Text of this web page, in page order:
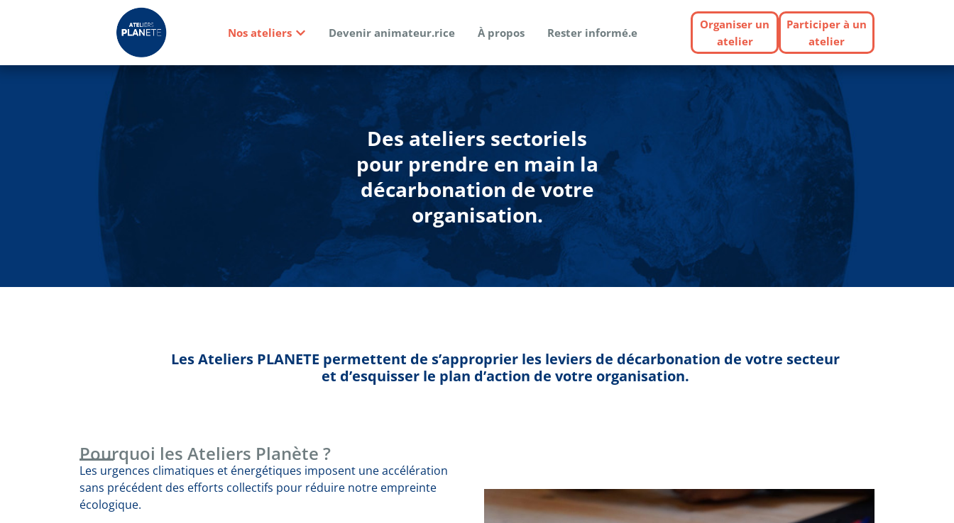
Nos ateliers Devenir animateur.rice À propos Rester informé.e
Organiser un
atelier
Participer à un
atelier
Des ateliers sectoriels
pour prendre en main la
décarbonation de votre
organisation.
Les Ateliers PLANETE permettent de s’approprier les leviers de décarbonation de votre secteur
et d’esquisser le plan d’action de votre organisation.
Pourquoi les Ateliers Planète ?
Les urgences climatiques et énergétiques imposent une accélération
sans précédent des efforts collectifs pour réduire notre empreinte
écologique.